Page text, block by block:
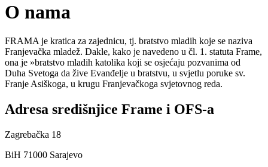
O nama
FRAMA je kratica za zajednicu, tj. bratstvo mladih koje se naziva
Franjevačka mladež. Dakle, kako je navedeno u čl. 1. statuta Frame,
ona je »bratstvo mladih katolika koji se osjećaju pozvanima od
Duha Svetoga da žive Evanđelje u bratstvu, u svjetlu poruke sv.
Franje Asiškoga, u krugu Franjevačkoga svjetovnog reda.
Adresa središnjice Frame i OFS-a
Zagrebačka 18
BiH 71000 Sarajevo